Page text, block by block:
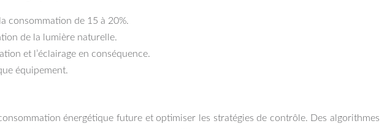
consommation de 15 à 20%.
de la lumière naturelle.
et l’éclairage en conséquence.
équipement.
énergétique future et optimiser les stratégies de contrôle. Des algorithmes